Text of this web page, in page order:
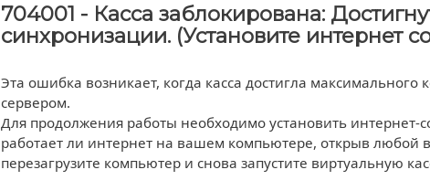
704001 - Касса заблокирована:
синхронизации. (Установите интернет
Эта ошибка возникает, когда касса достигла
сервером.
Для продолжения работы необходимо установить
работает ли интернет на вашем компьютере, открыв любой
перезагрузите компьютер и снова запустите виртуальную